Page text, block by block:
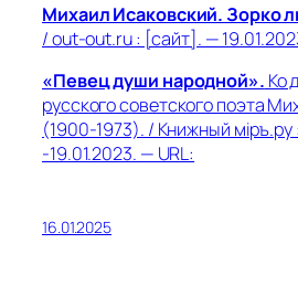
Михаил Исаковский. Зорко
/ out-out.ru : [сайт]. —
«Певец души народной». Ко
русского советского поэта
(1900-1973). / Книжный мiръ.ру
-19.01.2023. — URL:
16.01.2025